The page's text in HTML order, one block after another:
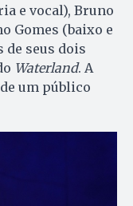
e vocal), Bruno
Gomes (baixo e
de seus dois
Waterland. A
um público